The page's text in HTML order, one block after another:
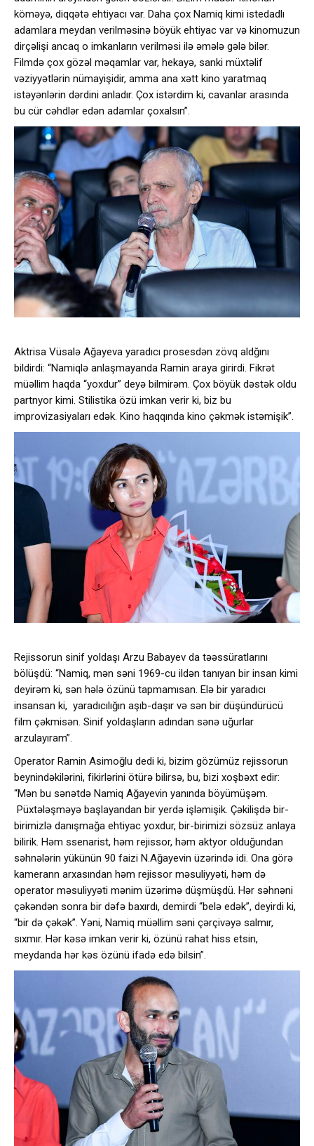
köməyə, diqqətə ehtiyacı var. Daha çox Namiq kimi istedadlı
adamlara meydan verilməsinə böyük ehtiyac var və kinomuzun
dirçəlişi ancaq o imkanların verilməsi ilə əmələ gələ bilər.
Filmdə çox gözəl məqamlar var, hekayə, sanki müxtəlif
vəziyyətlərin nümayişidir, amma ana xətt kino yaratmaq
istəyənlərin dərdini anladır. Çox istərdim ki, cavanlar arasında
bu cür cəhdlər edən adamlar çoxalsın”.
Aktrisa Vüsalə Ağayeva yaradıcı prosesdən zövq aldğını
bildirdi: “Namiqlə anlaşmayanda Ramin araya girirdi. Fikrət
müəllim haqda “yoxdur” deyə bilmirəm. Çox böyük dəstək oldu
partnyor kimi. Stilistika özü imkan verir ki, biz bu
improvizasiyaları edək. Kino haqqında kino çəkmək istəmişik”.
Rejissorun sinif yoldaşı Arzu Babayev da təəssüratlarını
bölüşdü: “Namiq, mən səni 1969-cu ildən tanıyan bir insan kimi
deyirəm ki, sən hələ özünü tapmamısan. Elə bir yaradıcı
insansan ki, yaradıcılığın aşıb-daşır və sən bir düşündürücü
film çəkmisən. Sinif yoldaşların adından sənə uğurlar
arzulayıram”.
Operator Ramin Asimoğlu dedi ki, bizim gözümüz rejissorun
beynindəkilərini, fikirlərini ötürə bilirsə, bu, bizi xoşbəxt edir:
“Mən bu sənətdə Namiq Ağayevin yanında böyümüşəm.
Püxtələşməyə başlayandan bir yerdə işləmişik. Çəkilişdə bir-
birimizlə danışmağa ehtiyac yoxdur, bir-birimizi sözsüz anlaya
bilirik. Həm ssenarist, həm rejissor, həm aktyor olduğundan
səhnələrin yükünün 90 faizi N.Ağayevin üzərində idi. Ona görə
kamerann arxasından həm rejissor məsuliyyəti, həm də
operator məsuliyyəti mənim üzərimə düşmüşdü. Hər səhnəni
çəkəndən sonra bir dəfə baxırdı, demirdi “belə edək”, deyirdi ki,
“bir də çəkək”. Yəni, Namiq müəllim səni çərçivəyə salmır,
sıxmır. Hər kəsə imkan verir ki, özünü rahat hiss etsin,
meydanda hər kəs özünü ifadə edə bilsin”.